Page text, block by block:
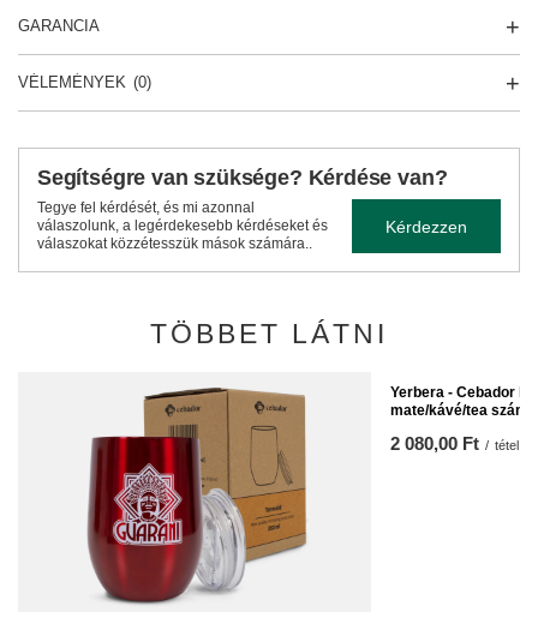
GARANCIA
VÉLEMÉNYEK (0)
Segítségre van szüksége? Kérdése van?
Tegye fel kérdését, és mi azonnal
válaszolunk, a legérdekesebb kérdéseket és
válaszokat közzétesszük mások számára..
Kérdezzen
TÖBBET LÁTNI
Yerbera - Cebador
mate/kávé/tea
2 080,00 Ft / tétel